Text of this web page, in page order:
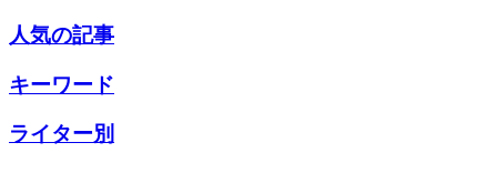
人気の記事
キーワード
ライター別